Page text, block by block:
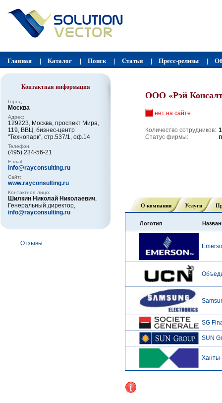
Главная Каталог Поиск Статьи Пресс-релизы
ООО «Рэй
нет на сайте
Количество сотрудников:
Статус фирмы:
О компании Услуги
Логотип
SG
SUN
Ханты-
Контактная информация
Город:
Москва
Адрес:
129223, Москва, проспект Мира,
119, ВВЦ, бизнес-центр
"Технопарк", стр.537/1, оф.14
Телефон:
(495) 234-56-21
E-mail:
info@rayconsulting.ru
Сайт:
www.rayconsulting.ru
Контактное лицо:
Шилкин Николай Николаевич,
Генеральный директор,
info@rayconsulting.ru
Отзывы